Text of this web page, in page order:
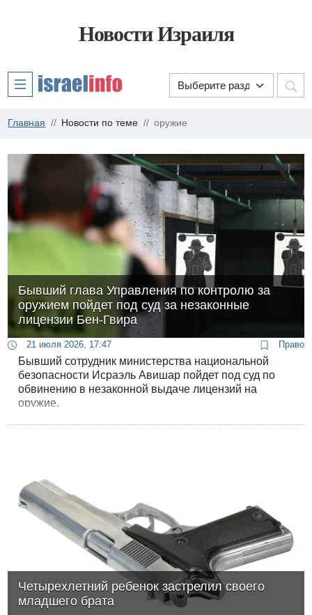
Новости Израиля
Главная Новости по теме оружие
Бывший глава Управления по контролю за
оружием пойдет под суд за незаконные
лицензии Бен-Гвира
21 июля 2026, 17:47 Право
Бывший сотрудник министерства национальной
безопасности Исраэль Авишар пойдет под суд по
обвинению в незаконной выдаче лицензий на
оружие.
Четырехлетний ребенок застрелил своего
младшего брата